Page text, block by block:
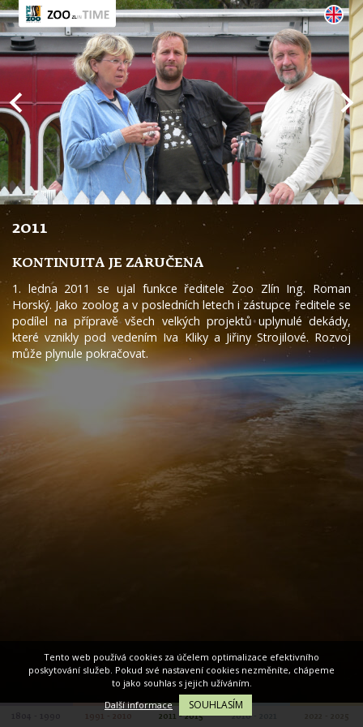
2011
KONTINUITA JE ZARUČENA
1. ledna 2011 se ujal funkce ředitele Zoo Zlín Ing. Roman
Horský. Jako zoolog a v posledních letech i zástupce ředitele se
podílel na přípravě všech velkých projektů uplynulé dekády,
které vznikly pod vedením Iva Kliky a Jiřiny Strojilové. Rozvoj
může plynule pokračovat.
2011 - 2015 2016 - 2021
Tento web používá cookies za účelem optimalizace efektivního
poskytování služeb. Pokud své nastavení cookies nezměníte, chápeme
to jako souhlas s jejich užíváním.
Další informace
SOUHLASÍM